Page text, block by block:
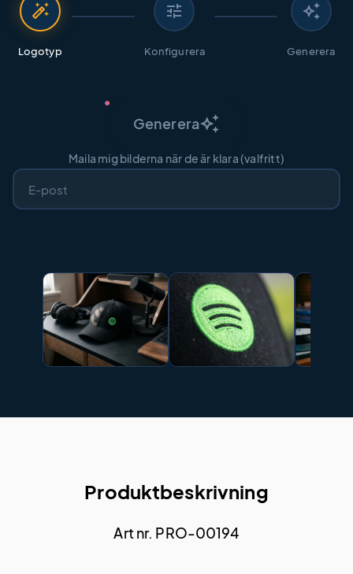
auto_fix_high
Logotyp
tune
Konfigurera
auto_awesome
Generera
Genereraauto_awesome
Maila mig bilderna när de är klara (valfritt)
Produktbeskrivning
Art nr. PRO-00194